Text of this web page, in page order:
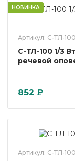
НОВИНКА
Артикул: С-ТЛ-
С-ТЛ-100 1/3
речевой
852 ₽
Артикул: С-ТЛ-